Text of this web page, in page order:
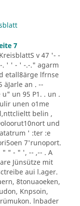
7
v 47 '- -
' ' - ' -.-." agarm
etall8ärge lfrnse
äJarle an . --
un 95 P1. . un .
unen o1me
belin ,
und
' :ter :e
7'runoport.
" - " ', -- ,-- . A
Jünsütze mit
aui l.ager.
8tonuaoeken,
Knpsoin,
lnbader